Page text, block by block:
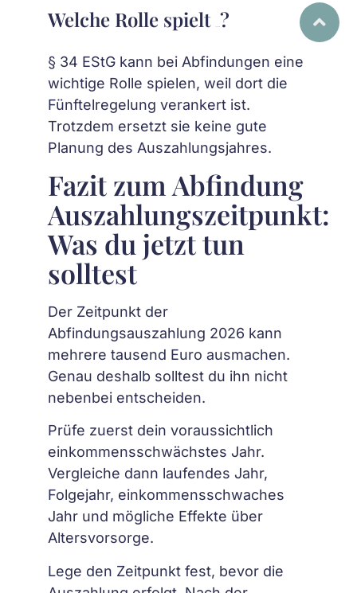
Welche Rolle spielt ?
§ 34 EStG kann bei Abfindungen eine
wichtige Rolle spielen, weil dort die
Fünftelregelung verankert ist.
Trotzdem ersetzt sie keine gute
Planung des Auszahlungsjahres.
Fazit zum Abfindung
Auszahlungszeitpunkt:
Was du jetzt tun
solltest
Der Zeitpunkt der
Abfindungsauszahlung 2026 kann
mehrere tausend Euro ausmachen.
Genau deshalb solltest du ihn nicht
nebenbei entscheiden.
Prüfe zuerst dein voraussichtlich
einkommensschwächstes Jahr.
Vergleiche dann laufendes Jahr,
Folgejahr, einkommensschwaches
Jahr und mögliche Effekte über
Altersvorsorge.
Lege den Zeitpunkt fest, bevor die